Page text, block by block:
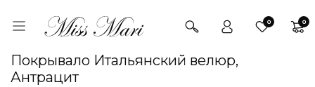
0 0
Покрывало Итальянский велюр,
Антрацит